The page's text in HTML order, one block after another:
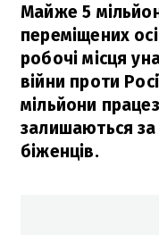
Майже 5
переміщених
робочі місця
війни проти
мільйони
залишаються за
біженців.